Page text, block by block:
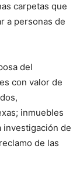
carpetas que
a personas de
del
con valor de
inmuebles
investigación de
de las